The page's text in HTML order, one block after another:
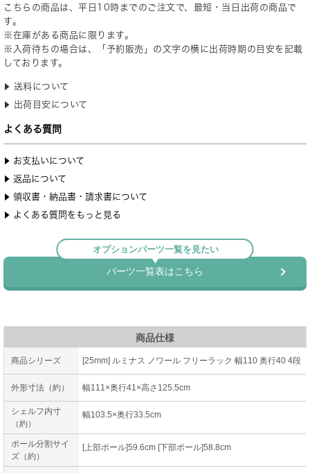
商品仕様
商品シリーズ [25mm] ルミナス ノワール フリーラック 幅110 奥行40 4段
外形寸法（約） 幅111×奥行41×高さ125.5cm
シェルフ内寸
（約）
幅103.5×奥行33.5cm
ポール分割サイ
ズ（約）
[上部ポール]59.6cm [下部ポール]58.8cm